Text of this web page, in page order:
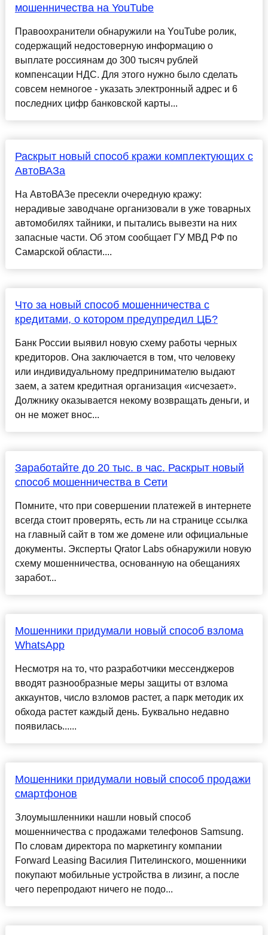
мошенничества на YouTube
Правоохранители обнаружили на YouTube ролик,
содержащий недостоверную информацию о
выплате россиянам до 300 тысяч рублей
компенсации НДС. Для этого нужно было сделать
совсем немногое - указать электронный адрес и 6
последних цифр банковской карты...
Раскрыт новый способ кражи комплектующих с
АвтоВАЗа
На АвтоВАЗе пресекли очередную кражу:
нерадивые заводчане организовали в уже товарных
автомобилях тайники, и пытались вывезти на них
запасные части. Об этом сообщает ГУ МВД РФ по
Самарской области....
Что за новый способ мошенничества с
кредитами, о котором предупредил ЦБ?
Банк России выявил новую схему работы черных
кредиторов. Она заключается в том, что человеку
или индивидуальному предпринимателю выдают
заем, а затем кредитная организация «исчезает».
Должнику оказывается некому возвращать деньги, и
он не может внос...
Заработайте до 20 тыс. в час. Раскрыт новый
способ мошенничества в Сети
Помните, что при совершении платежей в интернете
всегда стоит проверять, есть ли на странице ссылка
на главный сайт в том же домене или официальные
документы. Эксперты Qrator Labs обнаружили новую
схему мошенничества, основанную на обещаниях
заработ...
Мошенники придумали новый способ взлома
WhatsApp
Несмотря на то, что разработчики мессенджеров
вводят разнообразные меры защиты от взлома
аккаунтов, число взломов растет, а парк методик их
обхода растет каждый день. Буквально недавно
появилась......
Мошенники придумали новый способ продажи
смартфонов
Злоумышленники нашли новый способ
мошенничества с продажами телефонов Samsung.
По словам директора по маркетингу компании
Forward Leasing Василия Пителинского, мошенники
покупают мобильные устройства в лизинг, а после
чего перепродают ничего не подо...